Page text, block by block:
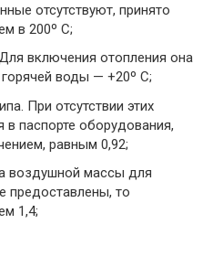
отсутствуют, принято
в 200º С;
включения отопления она
воды — +20º С;
При отсутствии этих
паспорте оборудования,
равным 0,92;
воздушной массы для
предоставлены, то
1,4;